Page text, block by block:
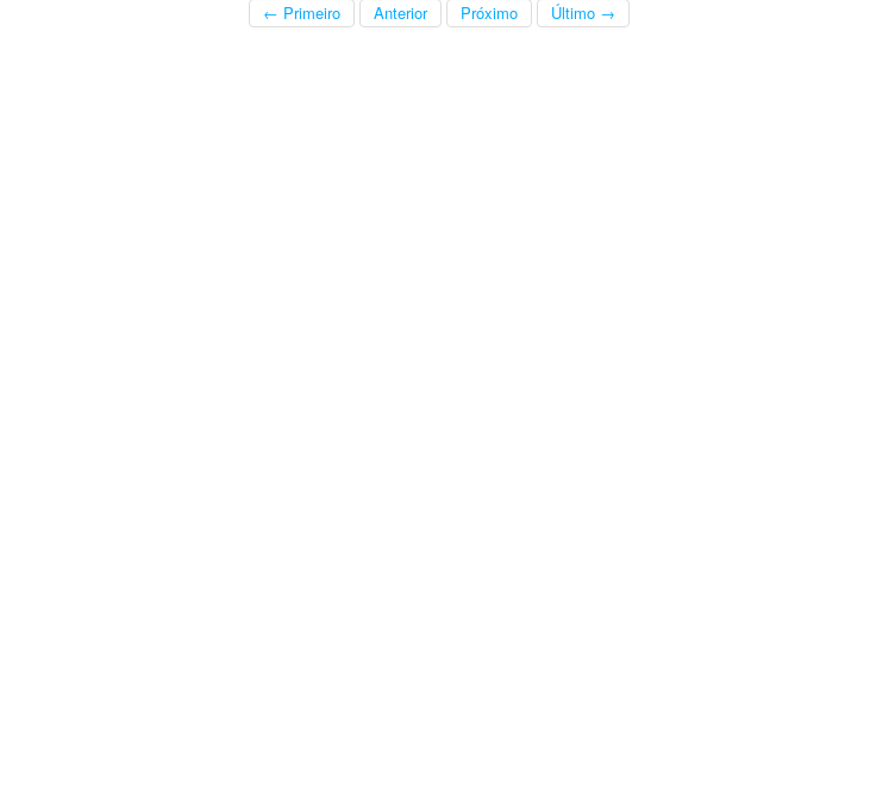
← Primeiro Anterior Próximo Último →